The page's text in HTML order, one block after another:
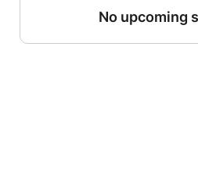
No upcoming